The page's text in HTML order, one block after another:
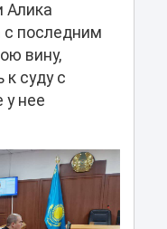
Алика
последним
вину,
к суду с
у нее